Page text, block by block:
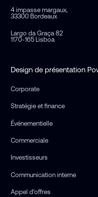
4 impasse margaux,
33300 Bordeaux
Largo da Graça 82
1170-165 Lisboa
Design de présentation
Corporate
Stratégie et finance
Événementielle
Commerciale
Investisseurs
Communication interne
Appel d’offres